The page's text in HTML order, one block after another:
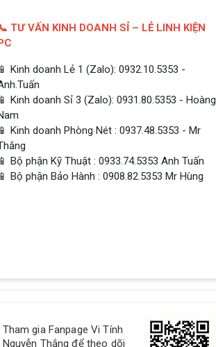
TƯ VẤN KINH DOANH SỈ – LẺ LINH KIỆN
📱 Kinh doanh Lẻ 1 (Zalo): 0932.10.5353 -
📱 Kinh doanh Sỉ 3 (Zalo): 0931.80.5353 - Hoàng
📱 Kinh doanh Phòng Nét : 0937.48.5353 - Mr
📱 Bộ phận Kỹ Thuật : 0933.74.5353 Anh Tuấn
📱 Bộ phận Bảo Hành : 0908.82.5353 Mr Hùng
Tham gia Fanpage Vi Tính
Nguyễn Thắng để theo dõi
QUÀ TẶNG TƯNG BỪNG -
CHÀO MỪNG NĂM MỚI